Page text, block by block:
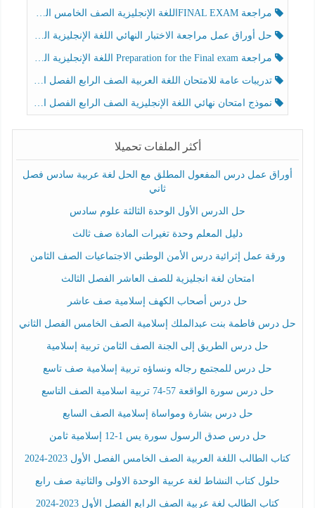
مراجعة FINAL EXAMاللغة الإنجليزية الصف الخامس الفصل الثالث
حل أوراق عمل مراجعة الاختبار النهائي اللغة الإنجليزية الصف الرابع الفصل الثالث
مراجعة Preparation for the Final exam اللغة الإنجليزية الصف الرابع الفصل الثالث
تدريبات عامة للامتحان اللغة العربية الصف الرابع الفصل الثالث
نموذج امتحان نهائي اللغة الإنجليزية الصف الرابع الفصل الثالث
أكثر الملفات تحميلا
أوراق عمل درس المفعول المطلق مع الحل لغة عربية سادس فصل
ثاني
حل الدرس الأول الوحدة الثالثة علوم سادس
دليل المعلم وحدة تغيرات المادة صف ثالث
ورقة عمل إثرائية درس الأمن الوطني الاجتماعيات الصف الثامن
امتحان لغة انجليزية للصف العاشر الفصل الثالث
حل درس أصحاب الكهف إسلامية صف عاشر
حل درس فاطمة بنت عبدالملك إسلامية الصف الخامس الفصل الثاني
حل درس الطريق إلى الجنة الصف الثامن تربية إسلامية
حل درس للمجتمع رجاله ونساؤه تربية إسلامية صف تاسع
حل درس سورة الواقعة 57-74 تربية اسلامية الصف التاسع
حل درس بشارة ومواساة إسلامية الصف السابع
حل درس صدق الرسول سورة يس 1-12 إسلامية ثامن
كتاب الطالب اللغة العربية الصف الخامس الفصل الأول 2023-2024
حلول كتاب النشاط لغة عربية الوحدة الاولى والثانية صف رابع
كتاب الطالب لغة عربية الصف الرابع الفصل الأول 2023-2024